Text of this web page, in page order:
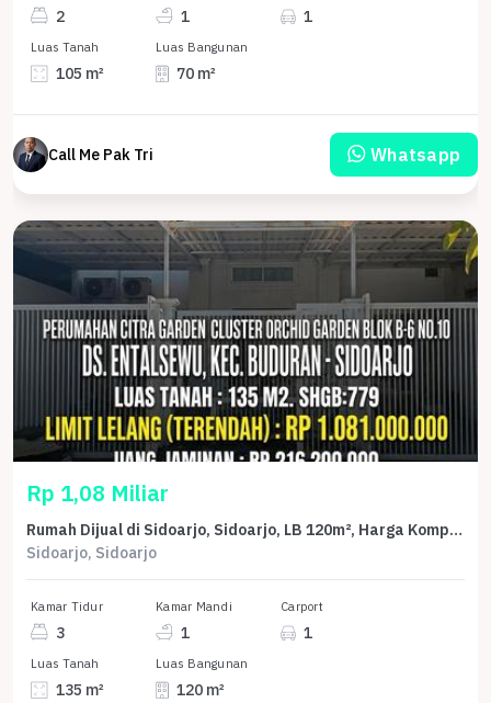
2 1 1
Luas Tanah
105 m²
Luas Bangunan
70 m²
Call Me Pak Tri Whatsapp
Rp 1,08 Miliar
Rumah Dijual di Sidoarjo, Sidoarjo, LB 120m², Harga Kompetitif!
Sidoarjo, Sidoarjo
Kamar Tidur
3
Kamar Mandi
1
Carport
1
Luas Tanah
135 m²
Luas Bangunan
120 m²